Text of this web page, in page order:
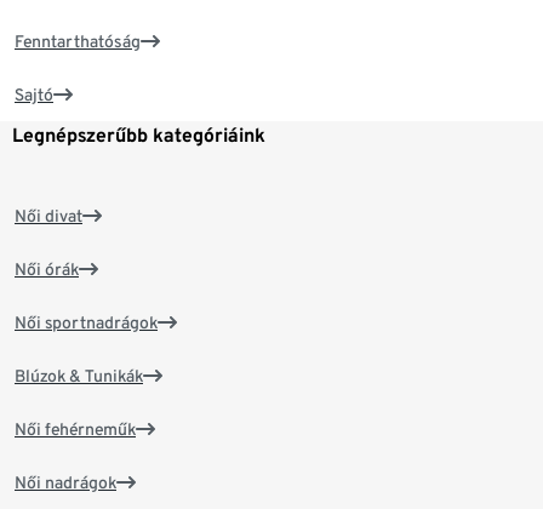
Fenntarthatóság
Sajtó
Legnépszerűbb kategóriáink
Női divat
Női órák
Női sportnadrágok
Blúzok & Tunikák
Női fehérneműk
Női nadrágok